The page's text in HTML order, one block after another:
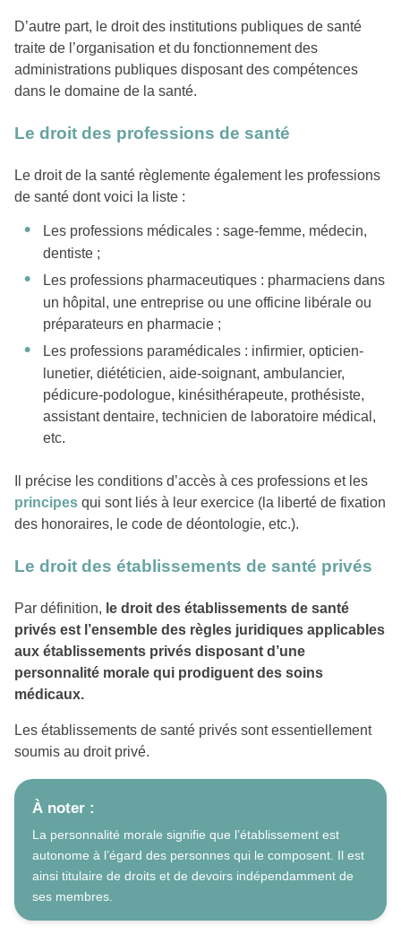
D’autre part, le droit des institutions publiques de santé
traite de l’organisation et du fonctionnement des
administrations publiques disposant des compétences
dans le domaine de la santé.
Le droit des professions de santé
Le droit de la santé règlemente également les professions
de santé dont voici la liste :
Les professions médicales : sage-femme, médecin,
dentiste ;
Les professions pharmaceutiques : pharmaciens dans
un hôpital, une entreprise ou une officine libérale ou
préparateurs en pharmacie ;
Les professions paramédicales : infirmier, opticien-
lunetier, diététicien, aide-soignant, ambulancier,
pédicure-podologue, kinésithérapeute, prothésiste,
assistant dentaire, technicien de laboratoire médical,
etc.
Il précise les conditions d’accès à ces professions et les
principes qui sont liés à leur exercice (la liberté de fixation
des honoraires, le code de déontologie, etc.).
Le droit des établissements de santé privés
Par définition, le droit des établissements de santé
privés est l’ensemble des règles juridiques applicables
aux établissements privés disposant d’une
personnalité morale qui prodiguent des soins
médicaux.
Les établissements de santé privés sont essentiellement
soumis au droit privé.
À noter :
La personnalité morale signifie que l’établissement est
autonome à l’égard des personnes qui le composent. Il est
ainsi titulaire de droits et de devoirs indépendamment de
ses membres.